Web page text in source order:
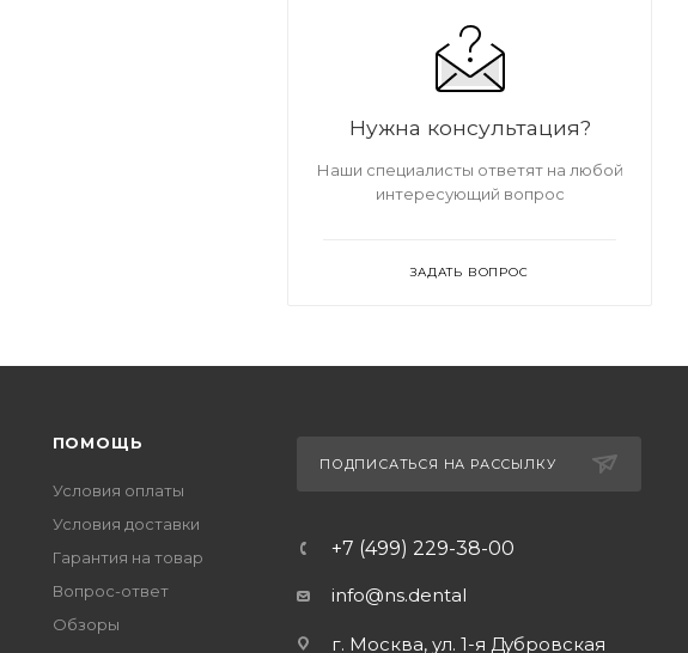
Нужна консультация?
Наши специалисты ответят на любой
интересующий вопрос
ЗАДАТЬ ВОПРОС
ПОМОЩЬ
Условия оплаты
Условия доставки
Гарантия на товар
Вопрос-ответ
Обзоры
ПОДПИСАТЬСЯ НА РАССЫЛКУ
+7 (499) 229-38-00
info@ns.dental
г. Москва, ул. 1-я Дубровская